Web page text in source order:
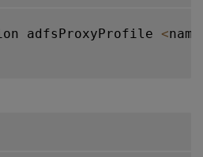
adfsProxyProfile <name